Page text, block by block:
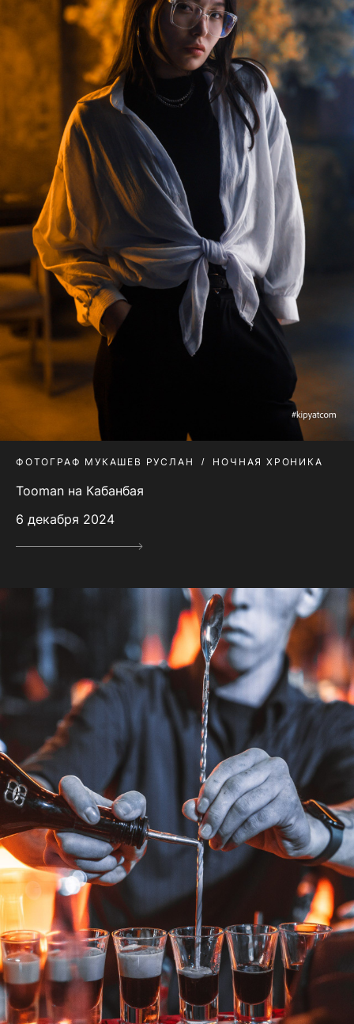
ФОТОГРАФ МУКАШЕВ РУСЛАН НОЧНАЯ ХРОНИКА
Tooman на Кабанбая
6 декабря 2024